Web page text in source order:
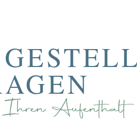
Aufenthalt